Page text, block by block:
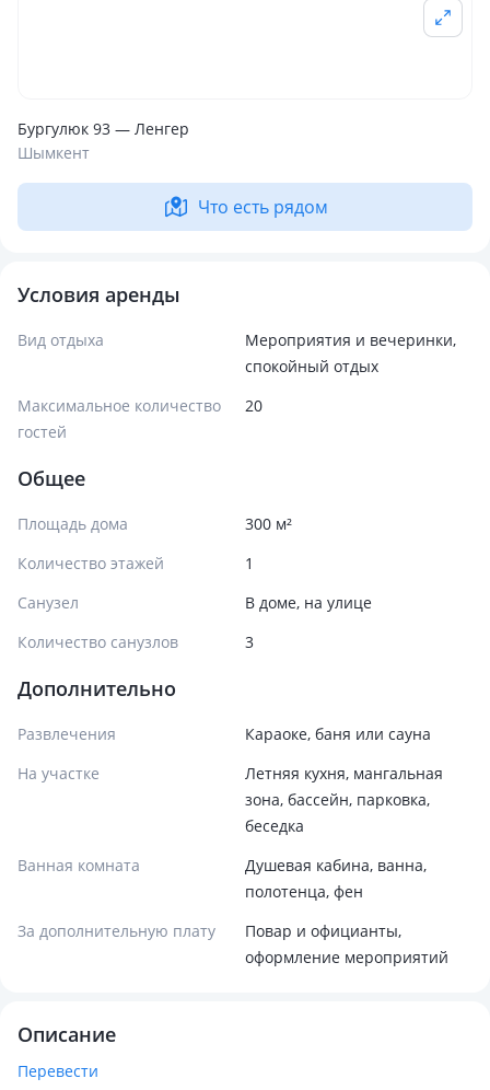
Бургулюк 93 — Ленгер
Шымкент
Что есть рядом
Условия аренды
Вид отдыха
Мероприятия и вечеринки,
спокойный отдых
Максимальное количество
гостей
20
Общее
Площадь дома
300 м²
Количество этажей
1
Санузел
В доме, на улице
Количество санузлов
3
Дополнительно
Развлечения
Караоке, баня или сауна
На участке
Летняя кухня, мангальная
зона, бассейн, парковка,
беседка
Ванная комната
Душевая кабина, ванна,
полотенца, фен
За дополнительную плату
Повар и официанты,
оформление мероприятий
Описание
Перевести